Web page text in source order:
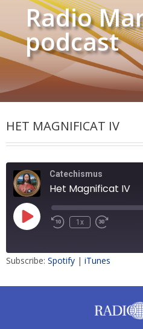
Radio
podcast
HET MAGNIFICAT IV
Catechismus
Het Magnificat IV
1x
Subscribe: Spotify | iTunes